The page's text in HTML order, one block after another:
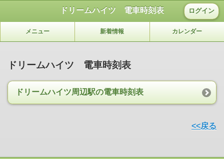
ドリームハイツ 電車時刻表 ログイン
メニュー 新着情報 カレンダー
ドリームハイツ 電車時刻表
ドリームハイツ周辺駅の電車時刻表
<<戻る